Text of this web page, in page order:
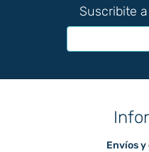
Suscribite
Envíos